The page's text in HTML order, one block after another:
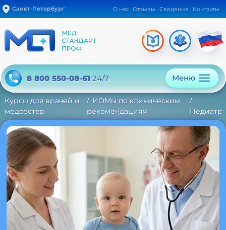
Санкт-Петербург О нас Отзывы Сведения Контакты
8 800 550-08-61 24/7 Меню
Курсы для врачей и
медсестер
ИОМы по клиническим
рекомендациям